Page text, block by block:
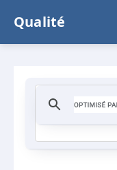
Qualité